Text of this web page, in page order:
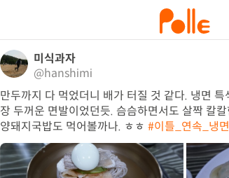
미식과자
@hanshimi
만두까지 다 먹었더니 배가 터질 것 같다. 냉면
장 두꺼운 면발이었던듯. 슴슴하면서도 살짝 칼
양돼지국밥도 먹어볼까나. ㅎㅎ #이틀_연속_냉